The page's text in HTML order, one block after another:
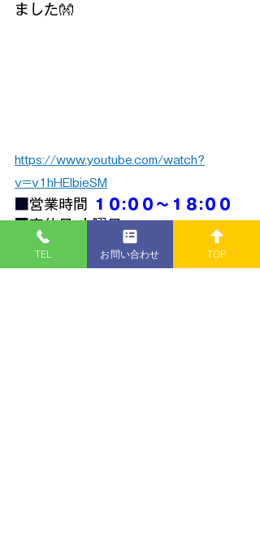
ました👐
https://www.youtube.com/watch?
v=v1hHEIbieSM
営業時間
１０:００～１８:００
■定休日 火曜日
火曜日 の場合は
いた
します
TEL お問い合わせ TOP